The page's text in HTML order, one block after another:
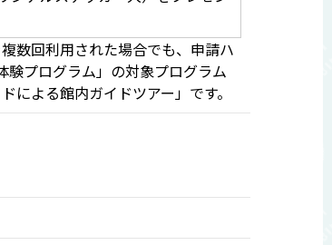
数回利用された場合でも、申請ハ
プログラム」の対象プログラム
よる館内ガイドツアー」です。